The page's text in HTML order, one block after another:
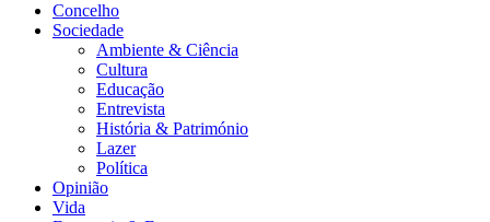
Concelho
Sociedade
Ambiente & Ciência
Cultura
Educação
Entrevista
História & Património
Lazer
Política
Opinião
Vida